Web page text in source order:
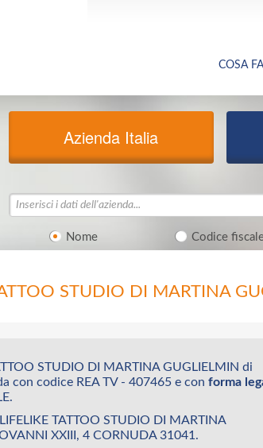
COSA
Azienda Italia
Nome Codice
STUDIO DI MARTINA
STUDIO DI MARTINA GUGLIELMIN di
con codice REA TV - 407465 e con forma
TATTOO STUDIO DI MARTINA
XXIII, 4 CORNUDA 31041.